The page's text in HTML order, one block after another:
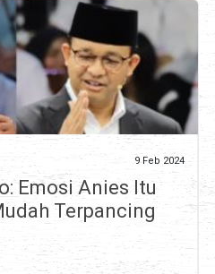
9 Feb 2024
Emosi Anies Itu
Terpancing